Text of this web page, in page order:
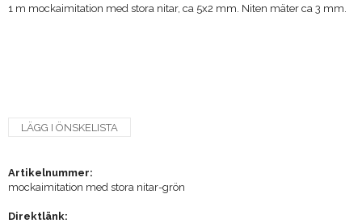
1 m mockaimitation med stora nitar, ca 5x2 mm. Niten mäter ca 3 mm.
LÄGG I ÖNSKELISTA
Artikelnummer:
mockaimitation med stora nitar-grön
Direktlänk: